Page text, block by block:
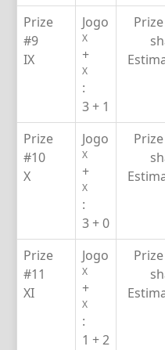
Prize
#9
IX
Jogo
X
+
X
:
3 + 1
Prize
Prize
#10
X
Jogo
X
+
X
:
3 + 0
Prize
Prize
#11
XI
Jogo
X
+
X
:
1 + 2
Prize